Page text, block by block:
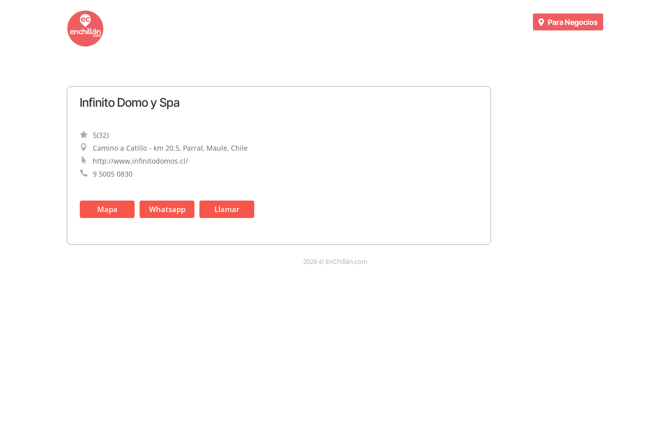
Para Negocios
Infinito Domo y Spa
 5(32)
 Camino a Catillo - km 20.5, Parral, Maule, Chile
 http://www.infinitodomos.cl/
 9 5005 0830
Mapa Whatsapp Llamar
2026 © EnChillán.com